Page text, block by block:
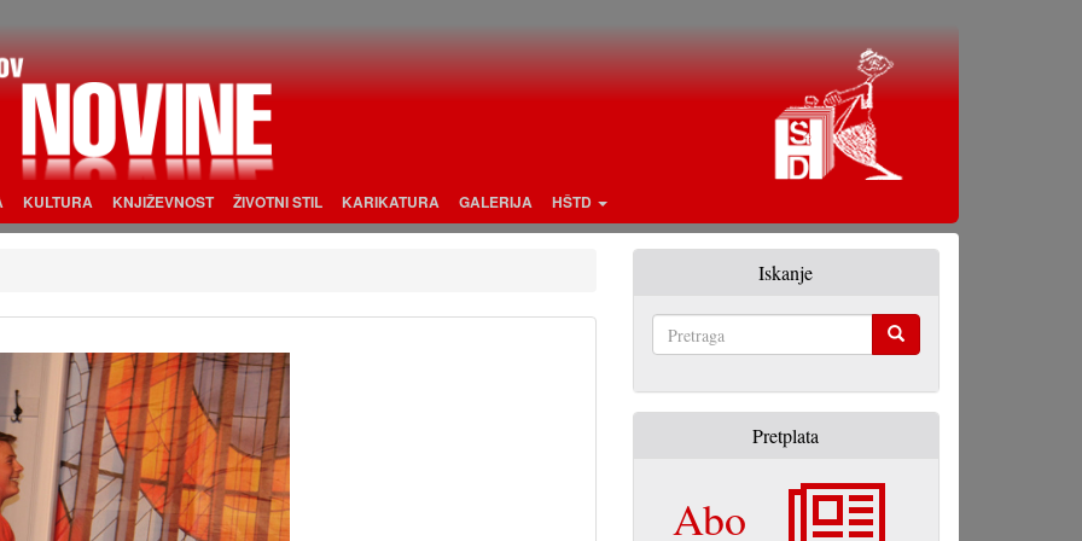
KULTURA KNJIŽEVNOST ŽIVOTNI STIL KARIKATURA GALERIJA HŠTD
Iskanje
Pretplata
Abo